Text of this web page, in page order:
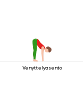
Venyttelyasento